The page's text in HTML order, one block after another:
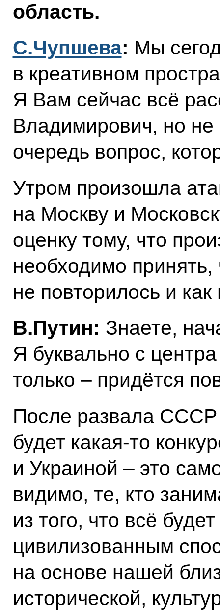
область.
С.Чупшева: Мы
в креативном
Я Вам сейчас всё
Владимирович, но не
очередь вопрос,
Утром произошла
на Москву и
оценку тому, что
необходимо
не повторилось и
В.Путин: Знаете,
Я буквально с
только – придётся
После развала
будет какая-то
и Украиной – это
видимо, те, кто
из того, что всё
цивилизованным
на основе нашей
исторической,